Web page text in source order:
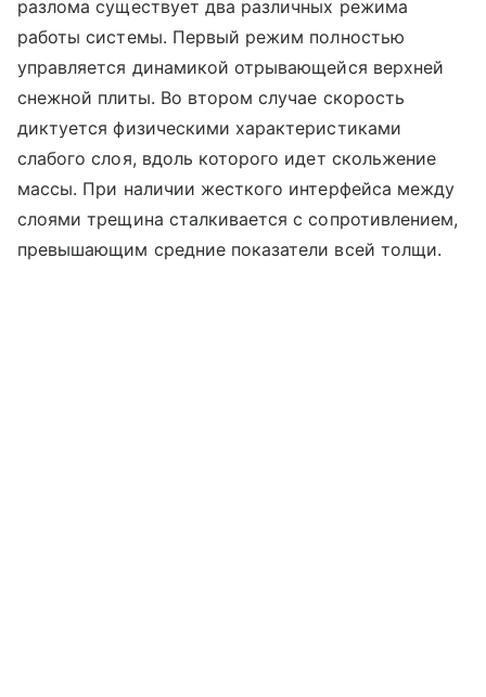
разлома существует два различных режима
работы системы. Первый режим полностью
управляется динамикой отрывающейся верхней
снежной плиты. Во втором случае скорость
диктуется физическими характеристиками
слабого слоя, вдоль которого идет скольжение
массы. При наличии жесткого интерфейса между
слоями трещина сталкивается с сопротивлением,
превышающим средние показатели всей толщи.